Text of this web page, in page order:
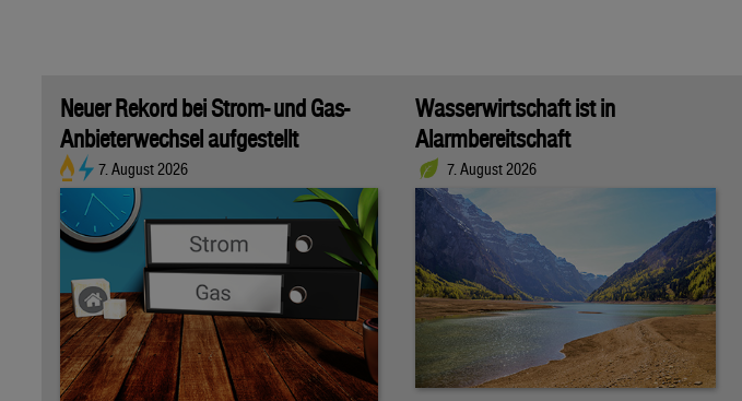
Neuer Rekord bei Strom- und Gas-
Anbieterwechsel aufgestellt
7. August 2026
Wasserwirtschaft ist in
Alarmbereitschaft
7. August 2026